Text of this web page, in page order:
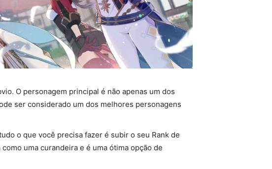
O personagem principal é não apenas um dos
ser considerado um dos melhores personagens
o que você precisa fazer é subir o seu Rank de
uma curandeira e é uma ótima opção de